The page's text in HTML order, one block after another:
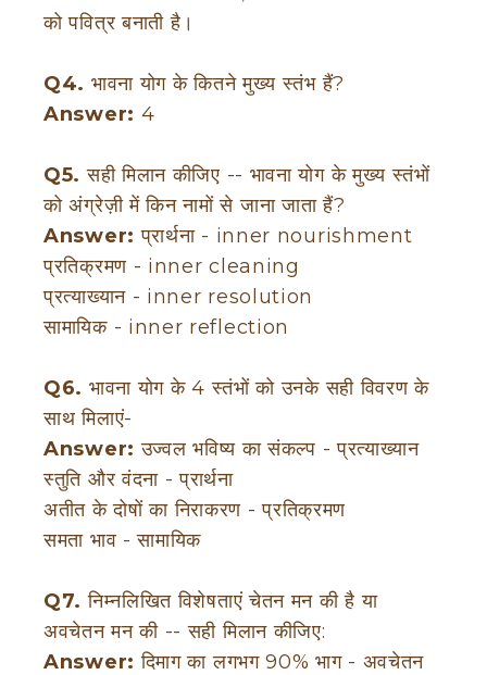
को पवित्र बनाती है।
Q4. भावना योग के कितने मुख्य स्तंभ हैं?
Answer: 4
Q5.सही मिलान कीजिए -- भावना योग के मुख्य स्तंभों
को अंग्रेज़ी में किन नामों से जाना जाता हैं?
Answer:प्रार्थना - inner nourishment
प्रतिक्रमण - inner cleaning
प्रत्याख्यान - inner resolution
सामायिक - inner reflection
Q6. भावना योग के 4 स्तंभों को उनके सही विवरण के
साथ मिलाएं-
Answer:उज्वल भविष्य का संकल्प - प्रत्याख्यान
स्तुति और वंदना - प्रार्थना
अतीत के दोषों का निराकरण - प्रतिक्रमण
समता भाव - सामायिक
Q7.निम्नलिखित विशेषताएं चेतन मन की है या
अवचेतन मन की -- सही मिलान कीजिए:
Answer:दिमाग का लगभग 90% भाग - अवचेतन